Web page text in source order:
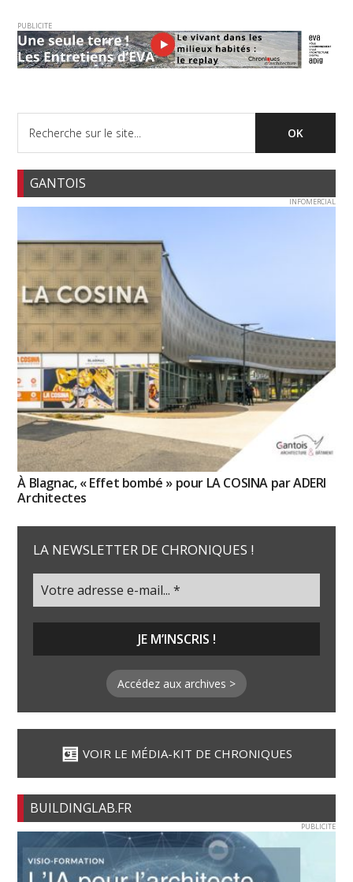
PUBLICITE
GANTOIS
INFOMERCIAL
À Blagnac, « Effet bombé » pour LA COSINA par ADERI
Architectes
LA NEWSLETTER DE CHRONIQUES !
Accédez aux archives >
VOIR LE MÉDIA-KIT DE CHRONIQUES
BUILDINGLAB.FR
PUBLICITE